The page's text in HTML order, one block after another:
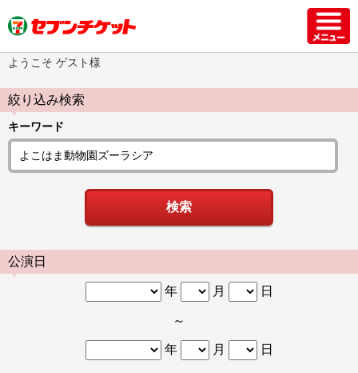
ようこそ ゲスト様
絞り込み検索
キーワード
公演日
年 月 日
～
年 月 日